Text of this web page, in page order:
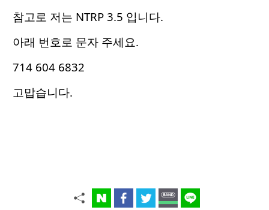
참고로 저는 NTRP 3.5 입니다.
아래 번호로 문자 주세요.
714 604 6832
고맙습니다.